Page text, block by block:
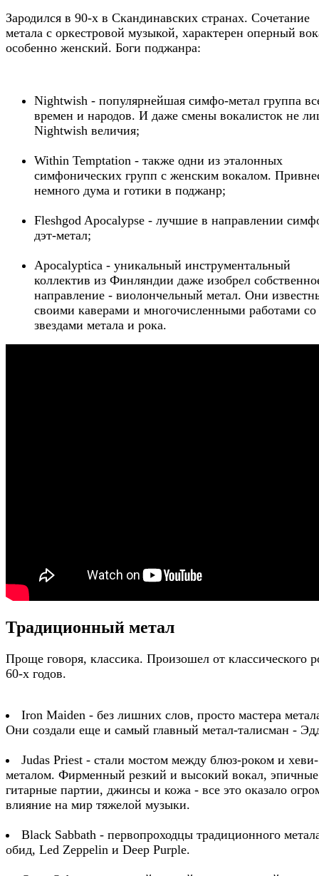
Зародился в 90-х в Скандинавских странах. Сочетание
метала с оркестровой музыкой, характерен оперный
особенно женский. Боги поджанра:
Nightwish - популярнейшая симфо-метал группа
времен и народов. И даже смены вокалисток не
Nightwish величия;
Within Temptation - также одни из эталонных
симфонических групп с женским вокалом.
немного дума и готики в поджанр;
Fleshgod Apocalypse - лучшие в направлении
дэт-метал;
Apocalyptica - уникальный инструментальный
коллектив из Финляндии даже изобрел
направление - виолончельный метал. Они
своими каверами и многочисленными работами со
звездами метала и рока.
Традиционный метал
Проще говоря, классика. Произошел от классического
60-х годов.
Iron Maiden - без лишних слов, просто мастера
Они создали еще и самый главный метал-талисман -
Judas Priest - стали мостом между блюз-роком и хеви-
металом. Фирменный резкий и высокий вокал, эпичные
гитарные партии, джинсы и кожа - все это оказало
влияние на мир тяжелой музыки.
Black Sabbath - первопроходцы традиционного
обид, Led Zeppelin и Deep Purple.